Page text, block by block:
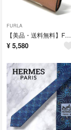
FURLA
【美品・送料無料】FURLA フルラ 二つ折り財布 レザー ピンクベージュ ゴールドロゴ レディース
¥ 5,580